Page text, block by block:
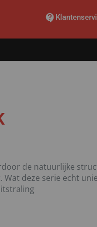
de natuurlijke
deze serie echt